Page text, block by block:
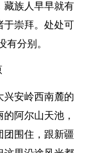
藏族人早早就有
于崇拜。处处可
有分别。
兴安岭西南麓的
阿尔山天池，
团围住，跟新疆